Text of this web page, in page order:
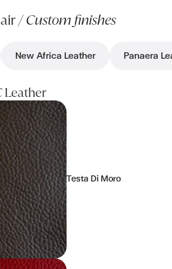
/Custom finishes
New Africa Leather Panaera
Leather
Testa Di Moro